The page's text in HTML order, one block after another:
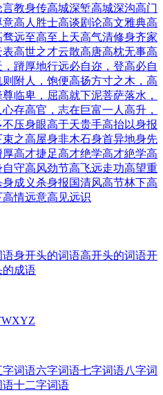
言教身传高城深堑高城深沟高门
意高人胜士高谈剧论高文雅典高
骛远至高至上天高气清修身齐家
表高世之才云散高唐高枕无事高
，蹐厚地行远必自迩，登高必自
则附人，饱便高扬方寸之木，高
尊临卑，屈高就下泥菩萨落水，
心存高官，志在巨富一人高升，
不压身眼高于天贵手高抬以身报
束之高屋身非木石身首异地身先
厚高才捷足高才绝学高才絶学高
自守高风劲节高飞远走功高望重
身成义杀身报国清风高节林下高
高情远意高见远识
语身开头的词语高开头的词语开
的成语
WXYZ
字词语六字词语七字词语八字词
语十二字词语